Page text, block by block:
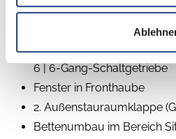
Beschreibung
Citroën Jumper 3.500 kg |
6 | 6-Gang-Schaltgetriebe
Fenster in Fronthaube
2. Außenstauraumklappe
Bettenumbau im Bereich